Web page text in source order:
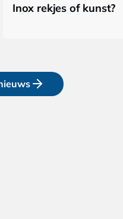
Inox rekjes of kunst?